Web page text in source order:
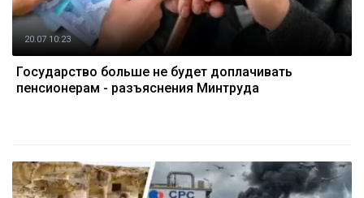
20.07 10:23
Государство больше не будет доплачивать
пенсионерам - разъяснения Минтруда